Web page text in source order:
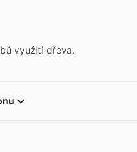
využití dřeva.